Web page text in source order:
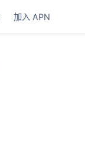
加入 APN